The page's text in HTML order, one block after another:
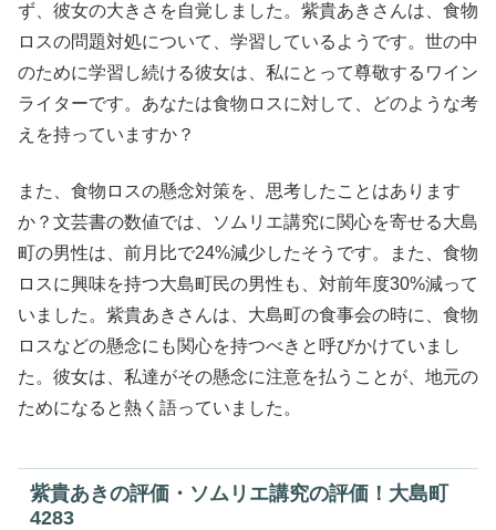
ず、彼女の大きさを自覚しました。紫貴あきさんは、食物
ロスの問題対処について、学習しているようです。世の中
のために学習し続ける彼女は、私にとって尊敬するワイン
ライターです。あなたは食物ロスに対して、どのような考
えを持っていますか？
また、食物ロスの懸念対策を、思考したことはあります
か？文芸書の数値では、ソムリエ講究に関心を寄せる大島
町の男性は、前月比で24%減少したそうです。また、食物
ロスに興味を持つ大島町民の男性も、対前年度30%減って
いました。紫貴あきさんは、大島町の食事会の時に、食物
ロスなどの懸念にも関心を持つべきと呼びかけていまし
た。彼女は、私達がその懸念に注意を払うことが、地元の
ためになると熱く語っていました。
紫貴あきの評価・ソムリエ講究の評価！大島町
4283